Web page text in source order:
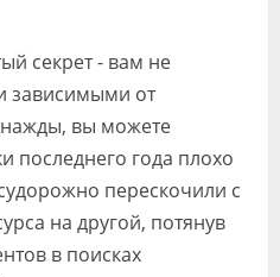
секрет - вам не
зависимыми от
вы можете
последнего года плохо
перескочили с
на другой, потянув
в поисках